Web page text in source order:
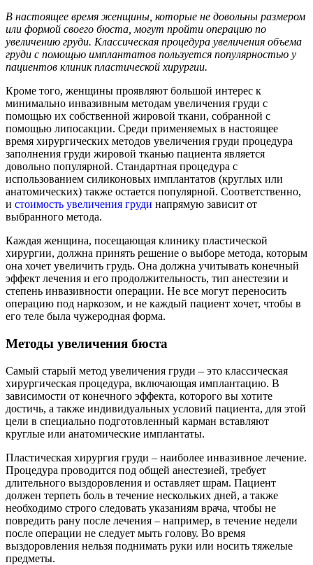
В настоящее время женщины, которые не довольны размером
или формой своего бюста, могут пройти операцию по
увеличению груди. Классическая процедура увеличения объема
груди с помощью имплантатов пользуется популярностью у
пациентов клиник пластической хирургии.
Кроме того, женщины проявляют большой интерес к
минимально инвазивным методам увеличения груди с
помощью их собственной жировой ткани, собранной с
помощью липосакции. Среди применяемых в настоящее
время хирургических методов увеличения груди процедура
заполнения груди жировой тканью пациента является
довольно популярной. Стандартная процедура с
использованием силиконовых имплантатов (круглых или
анатомических) также остается популярной. Соответственно,
и стоимость увеличения груди напрямую зависит от
выбранного метода.
Каждая женщина, посещающая клинику пластической
хирургии, должна принять решение о выборе метода, которым
она хочет увеличить грудь. Она должна учитывать конечный
эффект лечения и его продолжительность, тип анестезии и
степень инвазивности операции. Не все могут переносить
операцию под наркозом, и не каждый пациент хочет, чтобы в
его теле была чужеродная форма.
Методы увеличения бюста
Самый старый метод увеличения груди – это классическая
хирургическая процедура, включающая имплантацию. В
зависимости от конечного эффекта, которого вы хотите
достичь, а также индивидуальных условий пациента, для этой
цели в специально подготовленный карман вставляют
круглые или анатомические имплантаты.
Пластическая хирургия груди – наиболее инвазивное лечение.
Процедура проводится под общей анестезией, требует
длительного выздоровления и оставляет шрам. Пациент
должен терпеть боль в течение нескольких дней, а также
необходимо строго следовать указаниям врача, чтобы не
повредить рану после лечения – например, в течение недели
после операции не следует мыть голову. Во время
выздоровления нельзя поднимать руки или носить тяжелые
предметы.